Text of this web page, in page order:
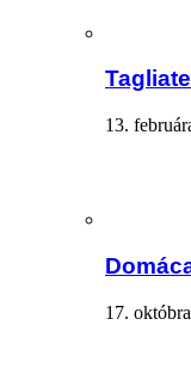
13.
17.